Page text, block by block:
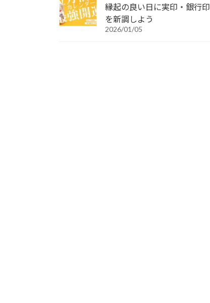
縁起の良い日に実印・銀行印
を新調しよう
2026/01/05